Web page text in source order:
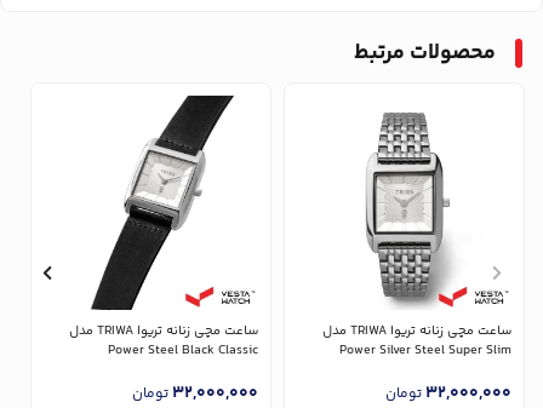
محصولات مرتبط
ساعت مچی زنانه تریوا TRIWA مدل
Power Silver Steel Super Slim
32,000,000تومان
ساعت مچی زنانه تریوا TRIWA مدل
Power Steel Black Classic
32,000,000تومان